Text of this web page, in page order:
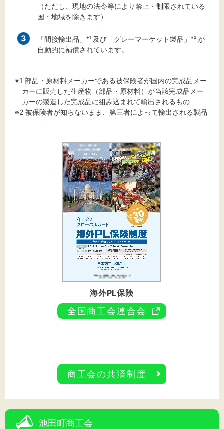
池田町商工会
（ただし、現地の法令等により禁止・制限されている
国・地域を除きます）
3 「間接輸出品」 ※1 及び「グレーマーケット製品」 ※2 が
自動的に補償されています。
※1 部品・原材料メーカーである被保険者が国内の完成品メー
カーに販売した生産物（部品・原材料）が当該完成品メー
カーの製造した完成品に組み込まれて輸出されるもの
※2 被保険者が知らないまま、第三者によって輸出される製品
海外PL保険
全国商工会連合会
商工会の共済制度